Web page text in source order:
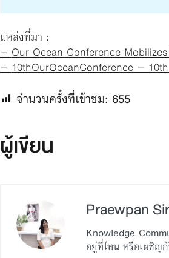
แหล่งที่มา :
– Our Ocean Conference
– 10thOurOceanConference –
จำนวนครั้งที่เข้าชม: 655
ผู้เขียน
Praewpan
Knowledge
อยู่ที่ไหน หรือเผชิญกั